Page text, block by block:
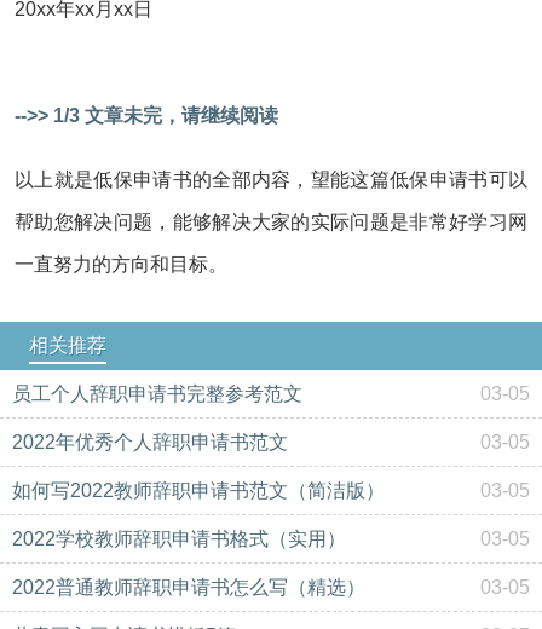
20xx年xx月xx日
-->> 1/3 文章未完，请继续阅读
以上就是低保申请书的全部内容，望能这篇低保申请书可以
帮助您解决问题，能够解决大家的实际问题是非常好学习网
一直努力的方向和目标。
相关推荐
员工个人辞职申请书完整参考范文 03-05
2022年优秀个人辞职申请书范文 03-05
如何写2022教师辞职申请书范文（简洁版） 03-05
2022学校教师辞职申请书格式（实用） 03-05
2022普通教师辞职申请书怎么写（精选） 03-05